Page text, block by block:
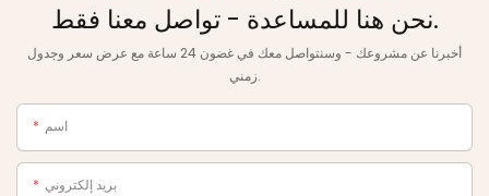
نحن هنا للمساعدة - تواصل معنا فقط.
أخبرنا عن مشروعك - وسنتواصل معك في غضون 24 ساعة مع عرض سعر وجدول
زمني.
اسم
بريد إلكتروني